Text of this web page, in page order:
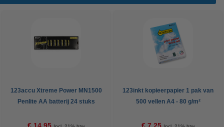
123accu Xtreme Power MN1500
Penlite AA batterij 24 stuks
123inkt kopieerpapier 1 pak van
500 vellen A4 - 80 g/m²